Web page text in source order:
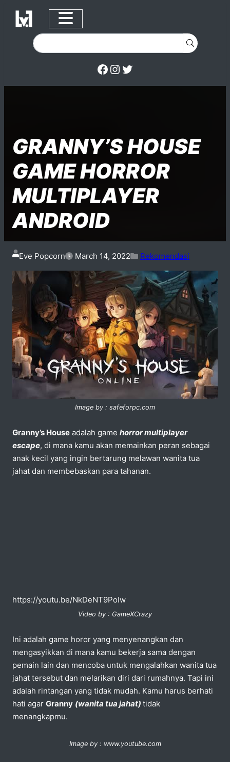
Skip to content
Facebook
Instagram
GRANNY’S HOUSE
GAME HORROR
MULTIPLAYER
ANDROID
Eve Popcorn
Posted on
March 14, 2022
Posted in
Rekomendasi
Image by : safeforpc.com
Granny’s House adalah game horror multiplayer
escape, di mana kamu akan memainkan peran sebagai
anak kecil yang ingin bertarung melawan wanita tua
jahat dan membebaskan para tahanan.
https://youtu.be/NkDeNT9PoIw
Video by : GameXCrazy
Ini adalah game horor yang menyenangkan dan
mengasyikkan di mana kamu bekerja sama dengan
pemain lain dan mencoba untuk mengalahkan wanita tua
jahat tersebut dan melarikan diri dari rumahnya. Tapi ini
adalah rintangan yang tidak mudah. Kamu harus berhati
hati agar Granny (wanita tua jahat) tidak
menangkapmu.
Image by : www.youtube.com
Posted in